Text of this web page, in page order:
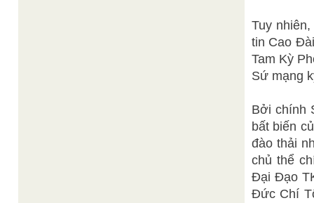
Tuy
tin Cao
Tam Kỳ
Sứ mạng
Bởi chính
bất biến
đào thải
chủ thể
Đại Đạo
Đức Chí